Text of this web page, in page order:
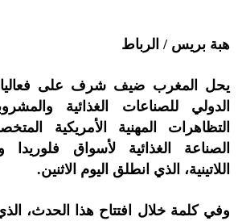
هبة بريس / الرباط
يحل المغرب ضيف شرف على
الدولي للصناعات الغذائية
التظاهرات المهنية الأمريكية
الصناعة الغذائية لأسواق فلوريدا
اللاتينية، الذي انطلق اليوم الاثنين.
وفي كلمة خلال افتتاح هذا الحدث،